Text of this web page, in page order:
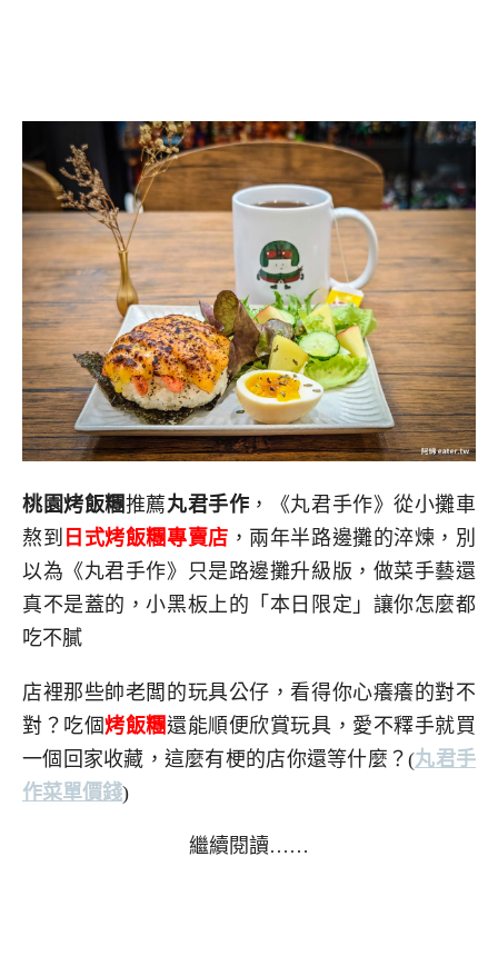
桃園烤飯糰推薦丸君手作 ，《丸君手作》從小攤車
熬到 日式烤飯糰專賣店 ，兩年半路邊攤的淬煉，別
以為《丸君手作》只是路邊攤升級版，做菜手藝還
真不是蓋的，小黑板上的「本日限定」讓你怎麼都
吃不膩
店裡那些帥老闆的玩具公仔，看得你心癢癢的對不
對？吃個烤飯糰還能順便欣賞玩具，愛不釋手就買
一個回家收藏，這麼有梗的店你還等什麼？(丸君手
作菜單價錢)
繼續閱讀……